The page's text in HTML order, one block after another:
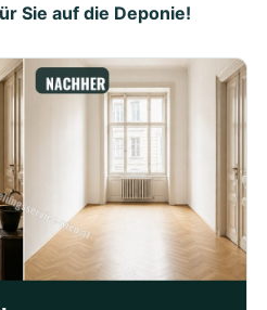
Sie auf die Deponie!